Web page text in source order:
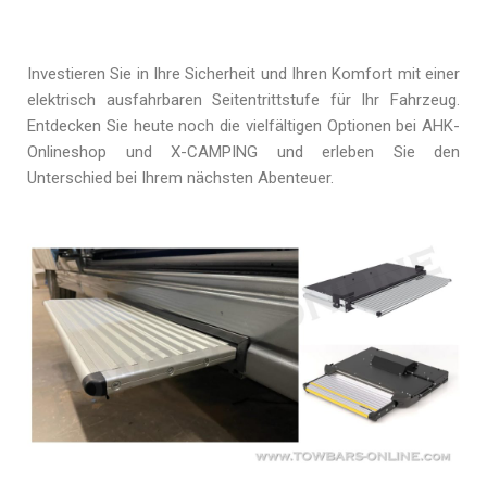
Investieren Sie in Ihre Sicherheit und Ihren Komfort mit einer
elektrisch ausfahrbaren Seitentrittstufe für Ihr Fahrzeug.
Entdecken Sie heute noch die vielfältigen Optionen bei AHK-
Onlineshop und X-CAMPING und erleben Sie den
Unterschied bei Ihrem nächsten Abenteuer.